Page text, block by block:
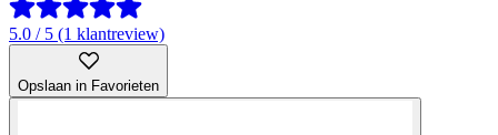
5.0 / 5 (1 klantreview)
Opslaan in Favorieten